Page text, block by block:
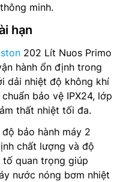
minh.
hạn
202 Lít Nuos Primo
hành ổn định trong
dải nhiệt độ không khí
bảo vệ IPX24, lớp
thất nhiệt tối đa.
bảo hành máy 2
chất lượng và độ
tố quan trọng giúp
nước nóng bơm nhiệt